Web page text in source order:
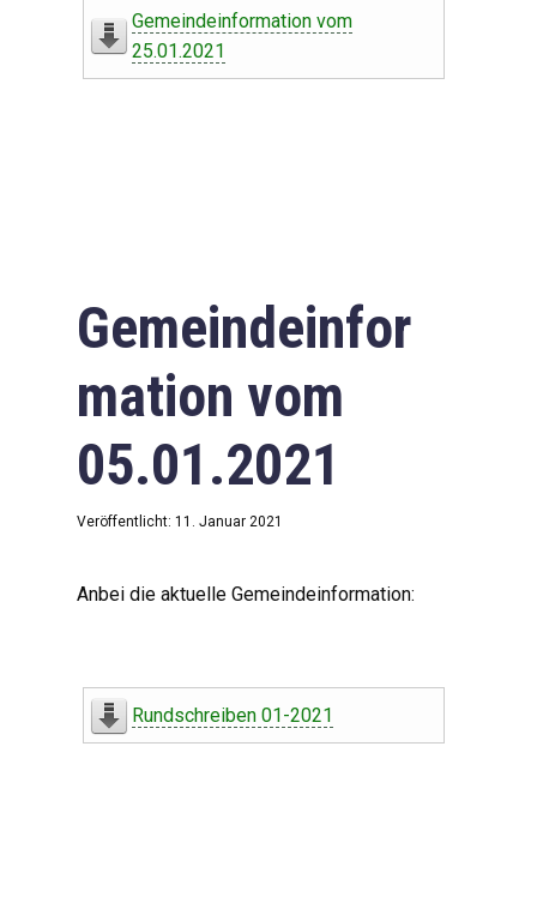
Gemeindeinformation vom
25.01.2021
Gemeindeinfor
mation vom
05.01.2021
Veröffentlicht: 11. Januar 2021
Anbei die aktuelle Gemeindeinformation:
Rundschreiben 01-2021